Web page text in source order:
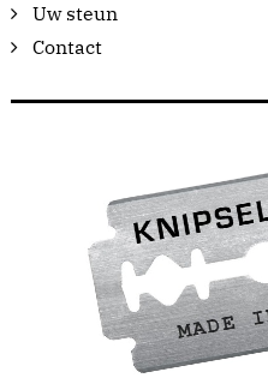
Uw steun
Contact